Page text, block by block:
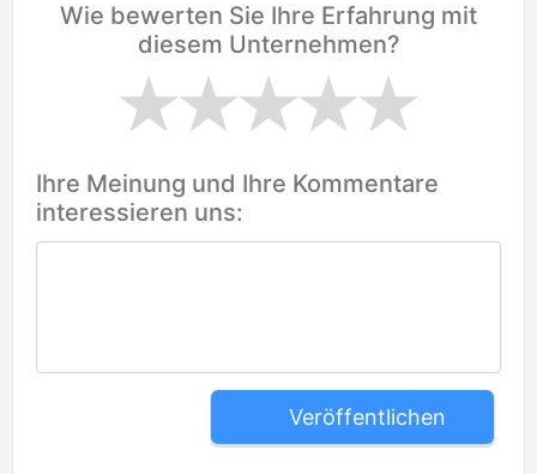
Wie bewerten Sie Ihre Erfahrung mit
diesem Unternehmen?
Ihre Meinung und Ihre Kommentare
interessieren uns:
Veröffentlichen